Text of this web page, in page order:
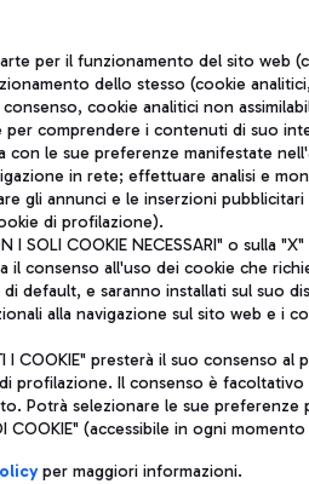
per il funzionamento del sito web
dello stesso (cookie
cookie analitici non
comprendere i contenuti di suo
con le sue preferenze manifestate
in rete; effettuare analisi e
gli annunci e le inserzioni
di profilazione).
I SOLI COOKIE NECESSARI" o sulla
il consenso all'uso dei cookie che
default, e saranno installati sul suo
alla navigazione sul sito web e i
I COOKIE" presterà il suo consenso
profilazione. Il consenso è facoltativo
Potrà selezionare le sue preferenze
COOKIE" (accessibile in ogni
per maggiori informazioni.